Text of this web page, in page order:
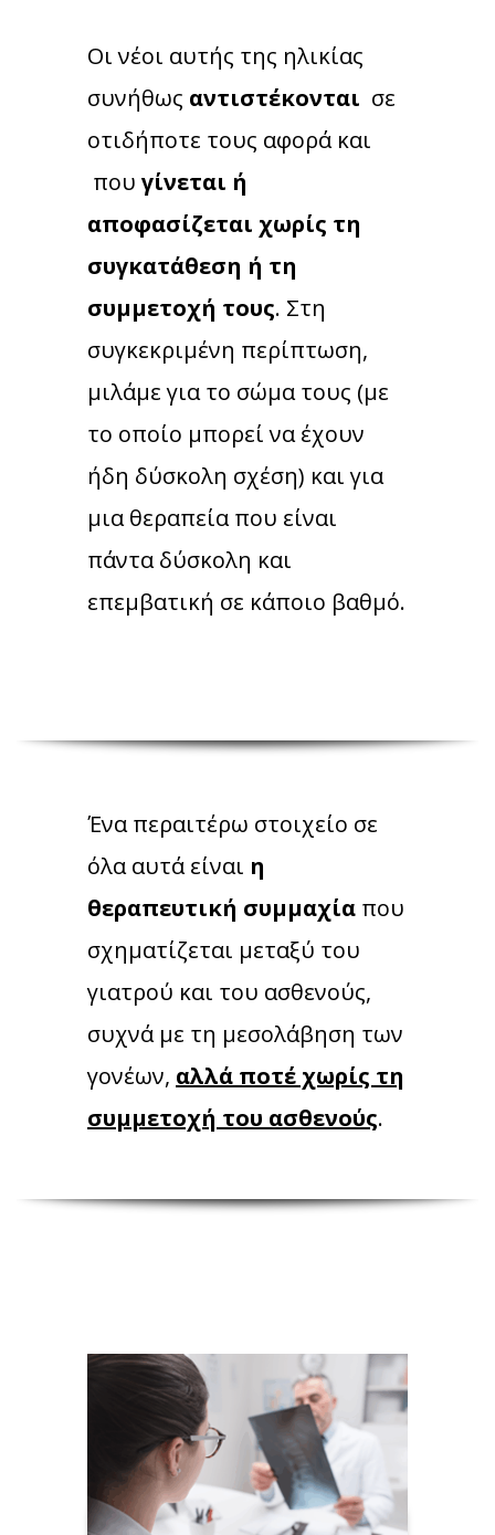
Οι νέοι αυτής της ηλικίας
συνήθως αντιστέκονται σε
οτιδήποτε τους αφορά και
που γίνεται ή
αποφασίζεται χωρίς τη
συγκατάθεση ή τη
συμμετοχή τους. Στη
συγκεκριμένη περίπτωση,
μιλάμε για το σώμα τους (με
το οποίο μπορεί να έχουν
ήδη δύσκολη σχέση) και για
μια θεραπεία που είναι
πάντα δύσκολη και
επεμβατική σε κάποιο βαθμό.
Ένα περαιτέρω στοιχείο σε
όλα αυτά είναι η
θεραπευτική συμμαχία που
σχηματίζεται μεταξύ του
γιατρού και του ασθενούς,
συχνά με τη μεσολάβηση των
γονέων, αλλά ποτέ χωρίς τη
συμμετοχή του ασθενούς.